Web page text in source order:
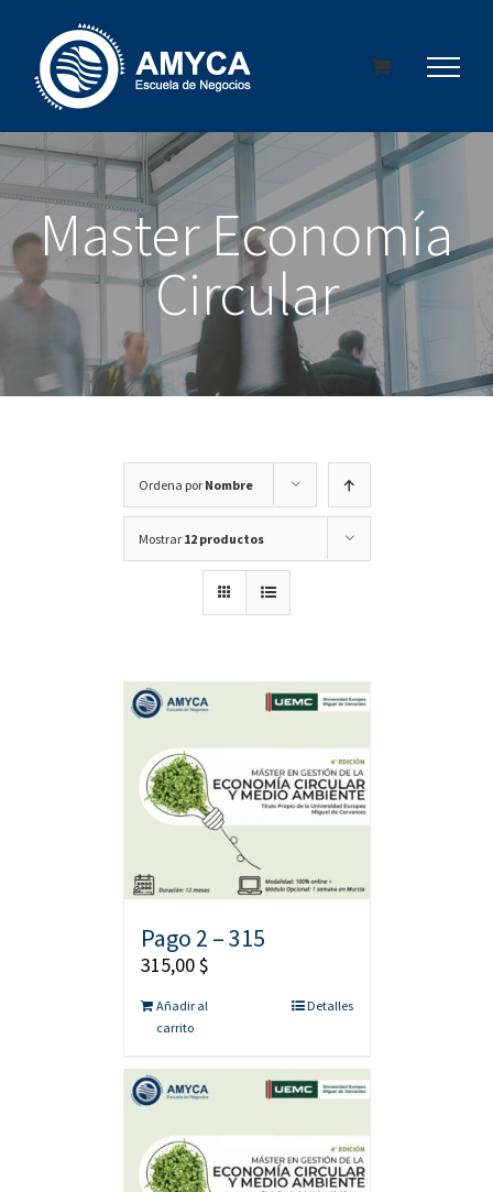
contenido
Master Economía
Circular
Ordena por Nombre
Mostrar 12 productos
Pago 2 – 315
315,00$
Añadir al
carrito
Detalles